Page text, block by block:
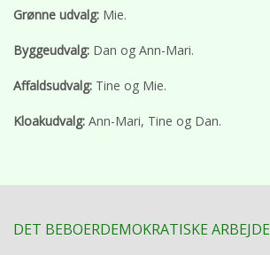
Grønne udvalg: Mie.
Byggeudvalg: Dan og Ann-Mari.
Affaldsudvalg: Tine og Mie.
Kloakudvalg: Ann-Mari, Tine og Dan.
DET BEBOERDEMOKRATISKE ARBEJDE